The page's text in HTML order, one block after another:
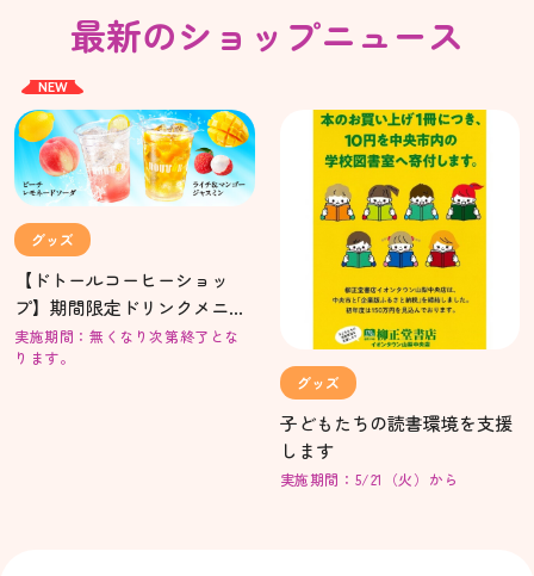
最新のショップニュース
NEW
グッズ
【ドトールコーヒーショッ
プ】期間限定ドリンクメニュ
ーのご案内
実施期間：無くなり次第終了とな
ります。
グッズ
子どもたちの読書環境を支援
します
実施期間：5/21（火）から